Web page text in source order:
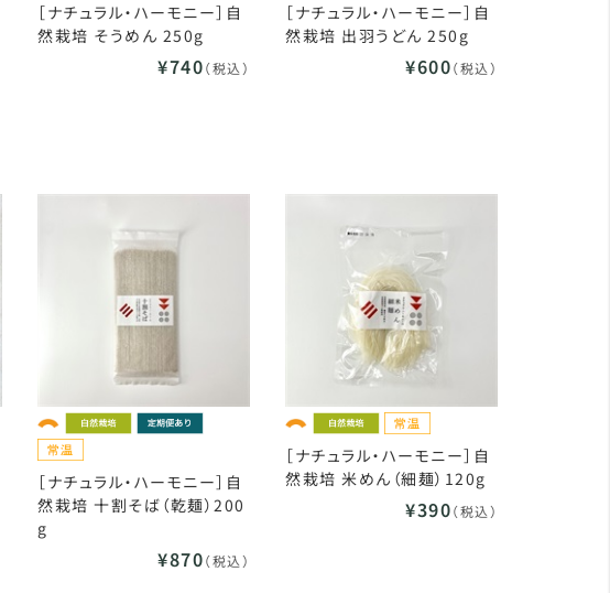
［ナチュラル・ハーモニー］自
然栽培 そうめん 250g
¥740（税込）
［ナチュラル・ハーモニー］自
然栽培 出羽うどん 250g
¥600（税込）
［ナチュラル・ハーモニー］自
然栽培 十割そば（乾麺）200
g
¥870（税込）
［ナチュラル・ハーモニー］自
然栽培 米めん（細麺）120g
¥390（税込）